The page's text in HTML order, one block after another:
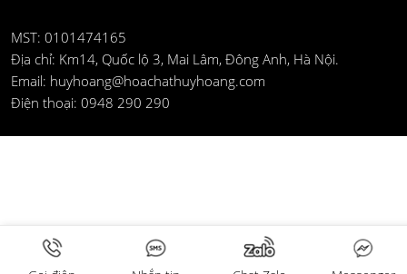
MST: 0101474165
Địa chỉ: Km14, Quốc lộ 3, Mai Lâm, Đông Anh, Hà Nội.
Email: huyhoang@hoachathuyhoang.com
Điện thoại: 0948 290 290